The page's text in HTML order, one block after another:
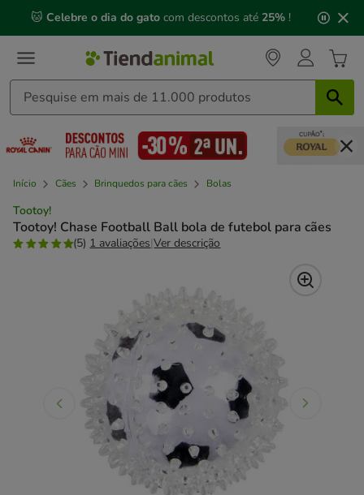
mensagem,
🐱 Celebre o dia do gato com descontos até 25% !
Início Cães Brinquedos para cães Bolas
Tootoy!
Tootoy! Chase Football Ball bola de futebol para cães
(5) 1 avaliações|Ver descrição